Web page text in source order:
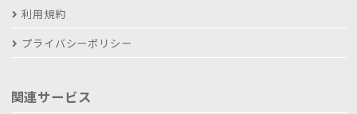
利用規約
プライバシーポリシー
関連サービス